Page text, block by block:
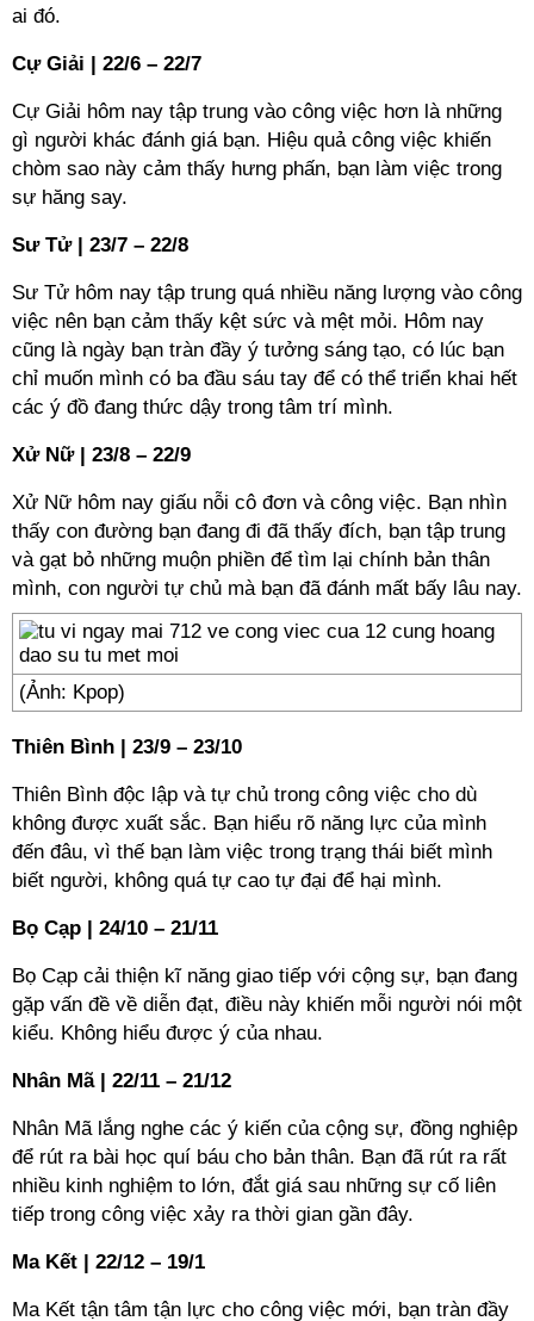
ai đó.
Cự Giải | 22/6 – 22/7
Cự Giải hôm nay tập trung vào công việc hơn là những
gì người khác đánh giá bạn. Hiệu quả công việc khiến
chòm sao này cảm thấy hưng phấn, bạn làm việc trong
sự hăng say.
Sư Tử | 23/7 – 22/8
Sư Tử hôm nay tập trung quá nhiều năng lượng vào công
việc nên bạn cảm thấy kệt sức và mệt mỏi. Hôm nay
cũng là ngày bạn tràn đầy ý tưởng sáng tạo, có lúc bạn
chỉ muốn mình có ba đầu sáu tay để có thể triển khai hết
các ý đồ đang thức dậy trong tâm trí mình.
Xử Nữ | 23/8 – 22/9
Xử Nữ hôm nay giấu nỗi cô đơn và công việc. Bạn nhìn
thấy con đường bạn đang đi đã thấy đích, bạn tập trung
và gạt bỏ những muộn phiền để tìm lại chính bản thân
mình, con người tự chủ mà bạn đã đánh mất bấy lâu nay.
(Ảnh: Kpop)
Thiên Bình | 23/9 – 23/10
Thiên Bình độc lập và tự chủ trong công việc cho dù
không được xuất sắc. Bạn hiểu rõ năng lực của mình
đến đâu, vì thế bạn làm việc trong trạng thái biết mình
biết người, không quá tự cao tự đại để hại mình.
Bọ Cạp | 24/10 – 21/11
Bọ Cạp cải thiện kĩ năng giao tiếp với cộng sự, bạn đang
gặp vấn đề về diễn đạt, điều này khiến mỗi người nói một
kiểu. Không hiểu được ý của nhau.
Nhân Mã | 22/11 – 21/12
Nhân Mã lắng nghe các ý kiến của cộng sự, đồng nghiệp
để rút ra bài học quí báu cho bản thân. Bạn đã rút ra rất
nhiều kinh nghiệm to lớn, đắt giá sau những sự cố liên
tiếp trong công việc xảy ra thời gian gần đây.
Ma Kết | 22/12 – 19/1
Ma Kết tận tâm tận lực cho công việc mới, bạn tràn đầy